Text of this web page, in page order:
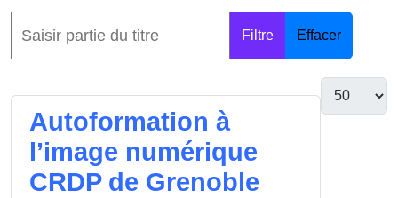
Filtre Effacer
Autoformation à
l’image numérique
CRDP de Grenoble